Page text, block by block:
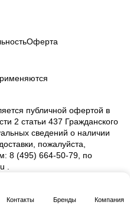
Контакты Бренды Компания
Оферта
публичной офертой в
2 статьи 437 Гражданского
сведений о наличии
пожалуйста,
8 (495) 664‑50‑79, по
.